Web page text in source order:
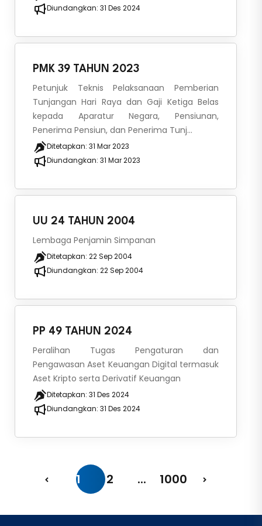
Diundangkan: 31 Des 2024
PMK 39 TAHUN 2023
Petunjuk Teknis Pelaksanaan Pemberian
Tunjangan Hari Raya dan Gaji Ketiga Belas
kepada Aparatur Negara, Pensiunan,
Penerima Pensiun, dan Penerima Tunj...
Ditetapkan: 31 Mar 2023
Diundangkan: 31 Mar 2023
UU 24 TAHUN 2004
Lembaga Penjamin Simpanan
Ditetapkan: 22 Sep 2004
Diundangkan: 22 Sep 2004
PP 49 TAHUN 2024
Peralihan Tugas Pengaturan dan
Pengawasan Aset Keuangan Digital termasuk
Aset Kripto serta Derivatif Keuangan
Ditetapkan: 31 Des 2024
Diundangkan: 31 Des 2024
1 2 ... 1000